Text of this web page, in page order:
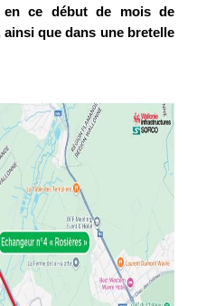
en ce début de mois de
que dans une bretelle